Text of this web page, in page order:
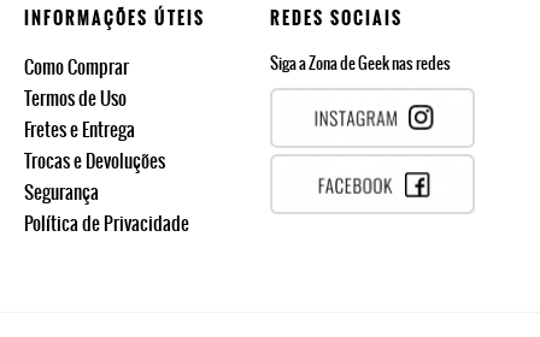
INFORMAÇÕES ÚTEIS
Como Comprar
Termos de Uso
Fretes e Entrega
Trocas e Devoluções
Segurança
Política de Privacidade
REDES SOCIAIS
Siga a Zona de Geek nas redes